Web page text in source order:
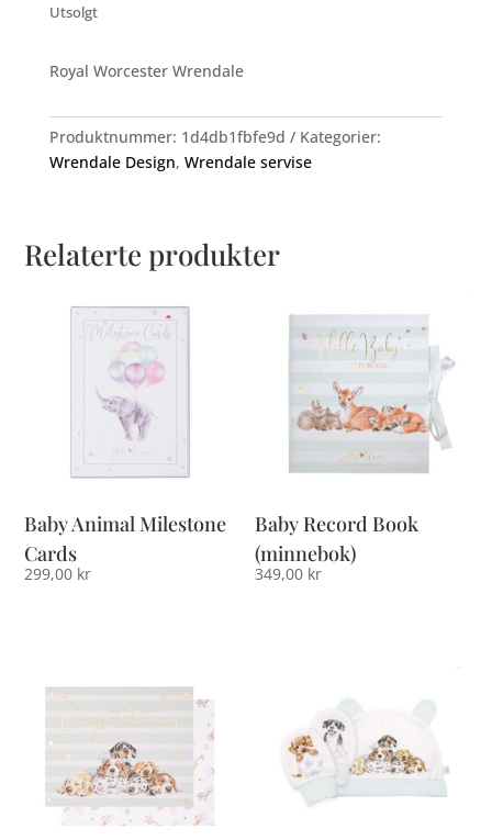
Utsolgt
Royal Worcester Wrendale
Produktnummer: 1d4db1fbfe9d
Kategorier:
Wrendale Design, Wrendale servise
Relaterte produkter
Baby Animal Milestone
Cards
299,00 kr
Baby Record Book
(minnebok)
349,00 kr